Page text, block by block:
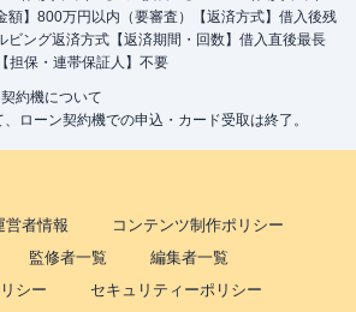
額】800万円以内（要審査）【返済方式】借入後残
ビング返済方式【返済期間・回数】借入直後最長
担保・連帯保証人】不要
約機について
ローン契約機での申込・カード受取は終了。
営者情報
コンテンツ制作ポリシー
監修者一覧
編集者一覧
シー
セキュリティーポリシー